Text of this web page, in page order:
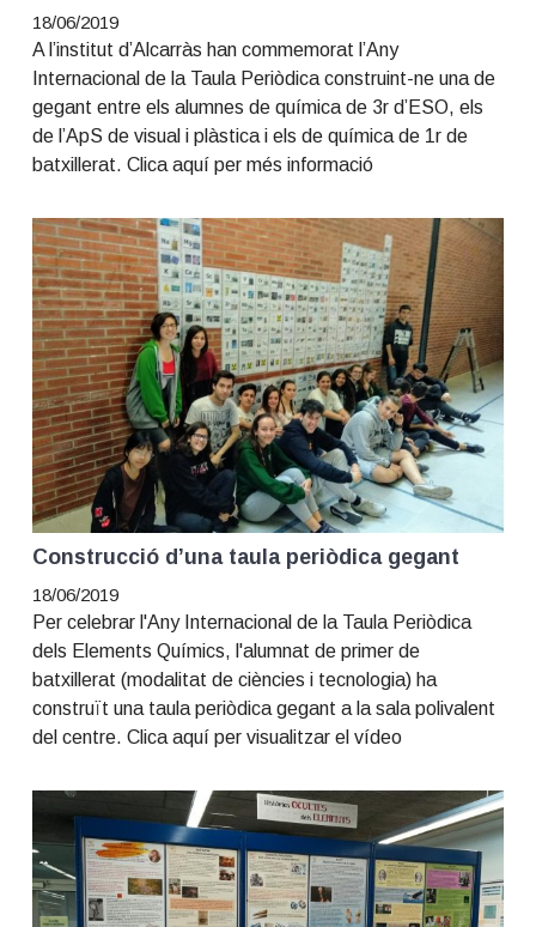
18/06/2019
A l’institut d’Alcarràs han commemorat l’Any
Internacional de la Taula Periòdica construint-ne una de
gegant entre els alumnes de química de 3r d’ESO, els
de l’ApS de visual i plàstica i els de química de 1r de
batxillerat. Clica aquí per més informació
Construcció d’una taula periòdica gegant
18/06/2019
Per celebrar l'Any Internacional de la Taula Periòdica
dels Elements Químics, l'alumnat de primer de
batxillerat (modalitat de ciències i tecnologia) ha
construït una taula periòdica gegant a la sala polivalent
del centre. Clica aquí per visualitzar el vídeo